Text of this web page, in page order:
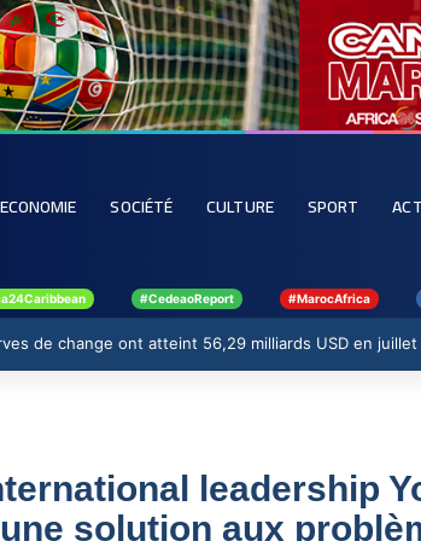
ECONOMIE SOCIÉTÉ CULTURE SPORT
#CedeaoReport #MarocAfrica
de change ont atteint 56,29 milliards USD en juillet
leadership
solution aux